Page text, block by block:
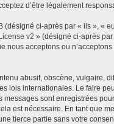
d’être légalement
(désigné ci-après par « ils », «
v2 » (désigné ci-après
nous acceptons ou
abusif, obscène, vulgaire,
lois internationales. Le faire
messages sont enregistrées
est nécessaire. En tant que
tierce partie sans votre